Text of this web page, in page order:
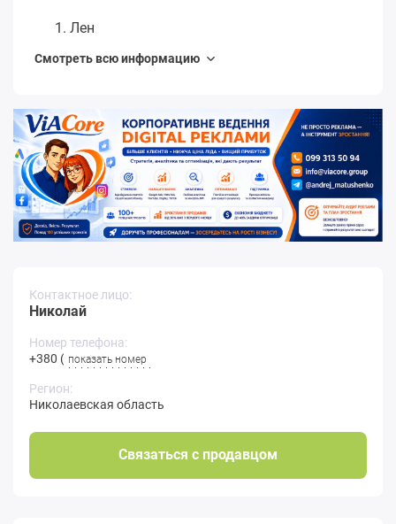
Лен
Смотреть всю информацию
Контактное лицо:
Николай
Номер телефона:
+380 (9**-**показать номер
Регион:
Николаевская область
Связаться с продавцом